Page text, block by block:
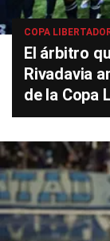
COPA
El árbitro
Rivadavia
de la Copa